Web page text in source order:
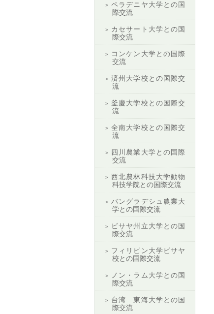
ペラデニヤ大学との国
際交流
カセサート大学との国
際交流
コンケン大学との国際
交流
済州大学校との国際交
流
釜慶大学校との国際交
流
全南大学校との国際交
流
四川農業大学との国際
交流
西北農林科技大学動物
科技学院との国際交流
バングラデシュ農業大
学との国際交流
ビサヤ州立大学との国
際交流
フィリピン大学ビサヤ
校との国際交流
ノン・ラム大学との国
際交流
台湾 東海大学との国
際交流